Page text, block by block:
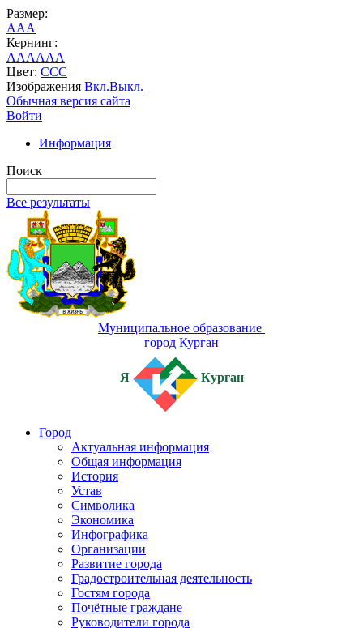
Размер:
AAA
Кернинг:
AAAAAA
Цвет: CCC
Изображения Вкл.Выкл.
Обычная версия сайта
Войти
Информация
Поиск
Все результаты
Муниципальное образование
город Курган
Я Курган
Город
Актуальная информация
Общая информация
История
Устав
Символика
Экономика
Инфографика
Организации
Развитие города
Градостроительная деятельность
Гостям города
Почётные граждане
Руководители города